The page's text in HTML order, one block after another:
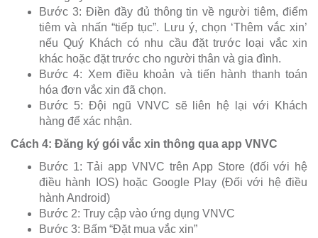
Bước 3: Điền đầy đủ thông tin về người tiêm, điểm
tiêm và nhấn “tiếp tục”. Lưu ý, chọn ‘Thêm vắc xin’
nếu Quý Khách có nhu cầu đặt trước loại vắc xin
khác hoặc đặt trước cho người thân và gia đình.
Bước 4: Xem điều khoản và tiến hành thanh toán
hóa đơn vắc xin đã chọn.
Bước 5: Đội ngũ VNVC sẽ liên hệ lại với Khách
hàng để xác nhận.
Cách 4: Đăng ký gói vắc xin thông qua app VNVC
Bước 1: Tải app VNVC trên App Store (đối với hệ
điều hành IOS) hoặc Google Play (Đối với hệ điều
hành Android)
Bước 2: Truy cập vào ứng dụng VNVC
Bước 3: Bấm “Đặt mua vắc xin”